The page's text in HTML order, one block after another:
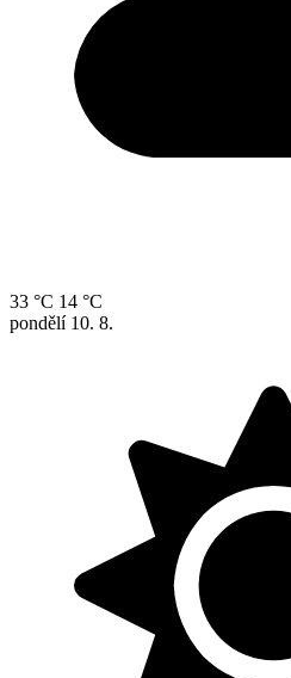
33 °C 14 °C
pondělí 10. 8.